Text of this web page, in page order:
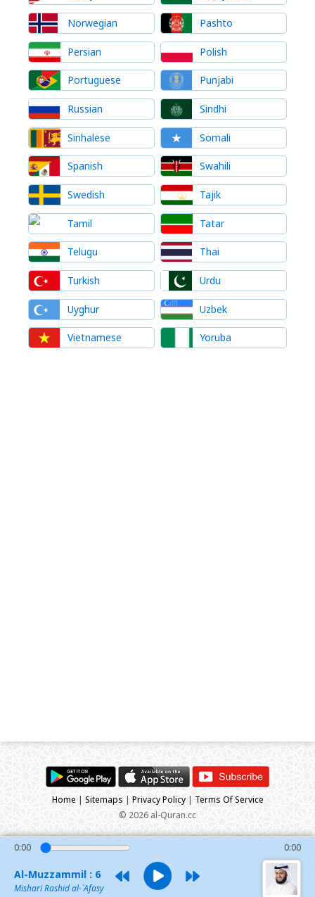
Norwegian Pashto
Persian Polish
Portuguese Punjabi
Russian Sindhi
Sinhalese Somali
Spanish Swahili
Swedish Tajik
Tamil Tatar
Telugu Thai
Turkish Urdu
Uyghur Uzbek
Vietnamese Yoruba
0:00 0:00
Al-Muzzammil : 6
Mishari Rashid al-`Afasy
Home | Sitemaps | Privacy Policy| Terms Of Service
© 2026 al-Quran.cc